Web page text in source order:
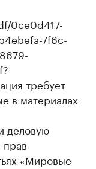
0ce0d417-
7f6c-
требует
в материалах
деловую
«Мировые